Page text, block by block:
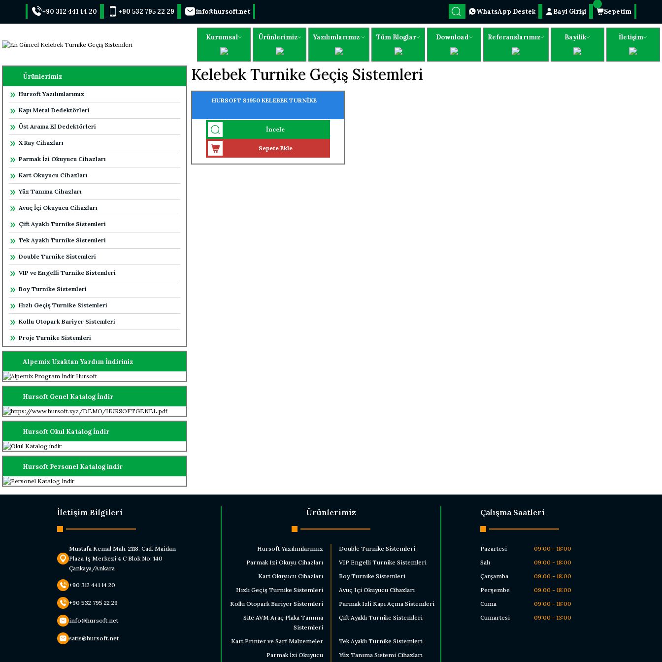
+90 312 441 14 20 +90 532 795 22 29 info@hursoft.net WhatsApp Destek Bayi Girişi Sepetim
Kurumsal Ürünlerimiz Yazılımlarımız Tüm Bloglar Download Referanslarımız Bayilik İletişim
Ürünlerimiz
Hursoft Yazılımlarımız
Kapı Metal Dedektörleri
Üst Arama El Dedektörleri
X Ray Cihazları
Parmak İzi Okuyucu Cihazları
Kart Okuyucu Cihazları
Yüz Tanıma Cihazları
Avuç İçi Okuyucu Cihazları
Çift Ayaklı Turnike Sistemleri
Tek Ayaklı Turnike Sistemleri
Double Turnike Sistemleri
VIP ve Engelli Turnike Sistemleri
Boy Turnike Sistemleri
Hızlı Geçiş Turnike Sistemleri
Kollu Otopark Bariyer Sistemleri
Proje Turnike Sistemleri
Alpemix Uzaktan Yardım İndiriniz
Hursoft Genel Katalog İndir
Hursoft Okul Katalog İndir
Hursoft Personel Katalog indir
Kelebek Turnike Geçiş Sistemleri
HURSOFT S1950 KELEBEK TURNİKE
İncele
Sepete Ekle
İletişim Bilgileri
Mustafa Kemal Mah. 2118. Cad. Maidan
Plaza Iş Merkezi 4 C Blok No: 140
Çankaya/Ankara
+90 312 441 14 20
+90 532 795 22 29
info@hursoft.net
satis@hursoft.net
Ürünlerimiz
Hursoft Yazılımlarımız
Double Turnike Sistemleri
Parmak Izi Okuyu Cihazları
VIP Engelli Turnike Sistemleri
Kart Okuyucu Cihazları
Boy Turnike Sistemleri
Hızlı Geçiş Turnike Sistemleri
Avuç Içi Okuyucu Cihazları
Kollu Otopark Bariyer Sistemleri
Parmak Izli Kapı Açma Sistemleri
Site AVM Araç Plaka Tanıma
Sistemleri
Çift Ayaklı Turnike Sistemleri
Kart Printer ve Sarf Malzemeler
Tek Ayaklı Turnike Sistemleri
Parmak İzi Okuyucu
Yüz Tanıma Sistemi Cihazları
Çalışma Saatleri
Pazartesi
09:00 - 18:00
Salı
09:00 - 18:00
Çarşamba
09:00 - 18:00
Perşembe
09:00 - 18:00
Cuma
09:00 - 18:00
Cumartesi
09:00 - 13:00